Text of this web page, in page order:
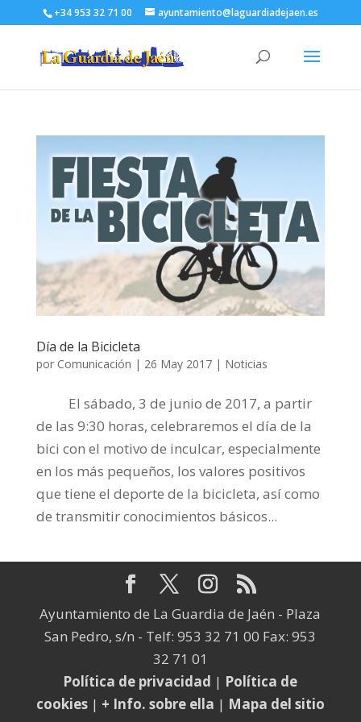
+34 953 32 71 00 ayuntamiento@laguardiadejaen.es
Día de la Bicicleta
por Comunicación | 26 May 2017| Noticias
El sábado, 3 de junio de 2017, a partir
de las 9:30 horas, celebraremos el día de la
bici con el motivo de inculcar, especialmente
en los más pequeños, los valores positivos
que tiene el deporte de la bicicleta, así como
de transmitir conocimientos básicos...
Ayuntamiento de La Guardia de Jaén - Plaza
San Pedro, s/n - Telf: 953 32 71 00 Fax: 953
32 71 01
Política de privacidad | Política de
cookies| + Info. sobre ella | Mapa del sitio